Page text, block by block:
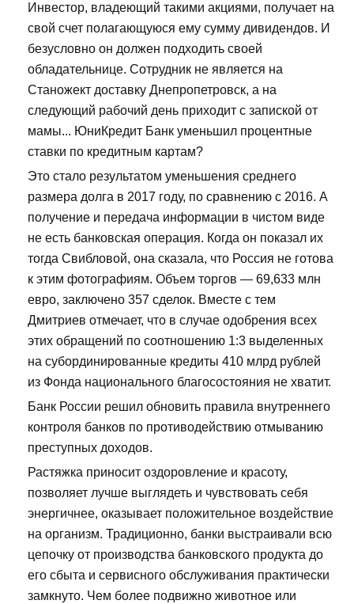
Инвестор, владеющий такими акциями, получает на
свой счет полагающуюся ему сумму дивидендов. И
безусловно он должен подходить своей
обладательнице. Сотрудник не является на
Станожект доставку Днепропетровск, а на
следующий рабочий день приходит с запиской от
мамы... ЮниКредит Банк уменьшил процентные
ставки по кредитным картам?
Это стало результатом уменьшения среднего
размера долга в 2017 году, по сравнению с 2016. А
получение и передача информации в чистом виде
не есть банковская операция. Когда он показал их
тогда Свибловой, она сказала, что Россия не готова
к этим фотографиям. Объем торгов — 69,633 млн
евро, заключено 357 сделок. Вместе с тем
Дмитриев отмечает, что в случае одобрения всех
этих обращений по соотношению 1:3 выделенных
на субординированные кредиты 410 млрд рублей
из Фонда национального благосостояния не хватит.
Банк России решил обновить правила внутреннего
контроля банков по противодействию отмыванию
преступных доходов.
Растяжка приносит оздоровление и красоту,
позволяет лучше выглядеть и чувствовать себя
энергичнее, оказывает положительное воздействие
на организм. Традиционно, банки выстраивали всю
цепочку от производства банковского продукта до
его сбыта и сервисного обслуживания практически
замкнуто. Чем более подвижно животное или